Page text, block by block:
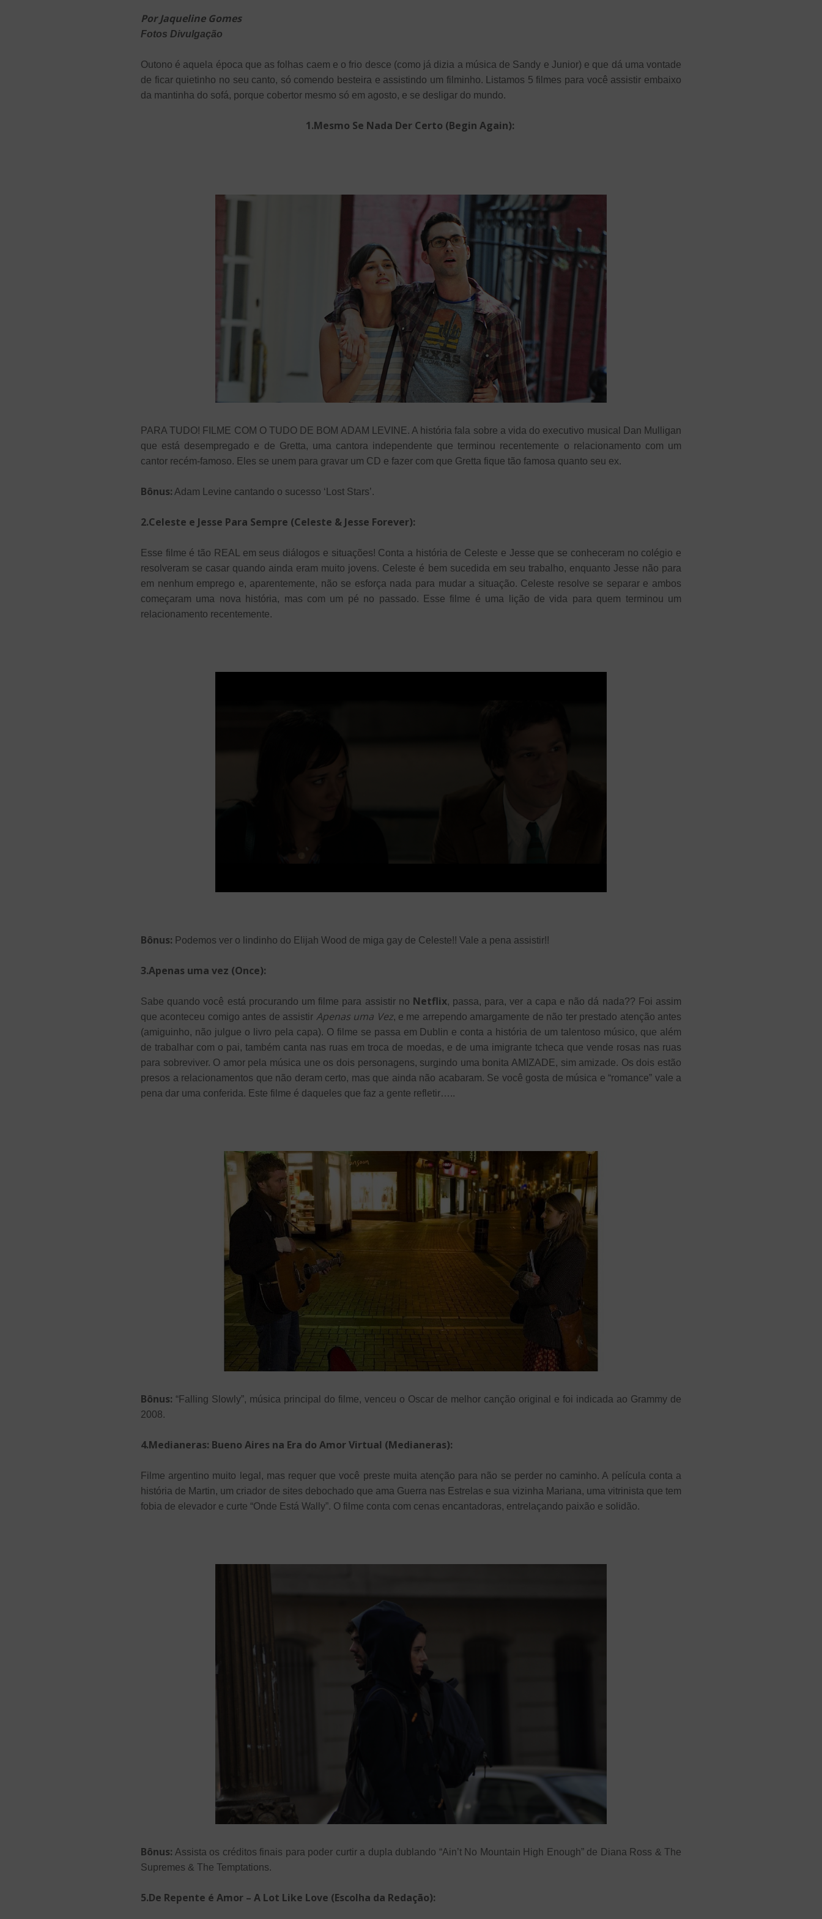
Por Jaqueline Gomes
Fotos Divulgação
Outono é aquela época que as folhas caem e o frio desce (como já dizia a música de Sandy e Junior) e que dá uma vontade
de ficar quietinho no seu canto, só comendo besteira e assistindo um filminho. Listamos 5 filmes para você assistir embaixo
da mantinha do sofá, porque cobertor mesmo só em agosto, e se desligar do mundo.
1.Mesmo Se Nada Der Certo (Begin Again):
PARA TUDO! FILME COM O TUDO DE BOM ADAM LEVINE. A história fala sobre a vida do executivo musical Dan Mulligan
que está desempregado e de Gretta, uma cantora independente que terminou recentemente o relacionamento com um
cantor recém-famoso. Eles se unem para gravar um CD e fazer com que Gretta fique tão famosa quanto seu ex.
Bônus: Adam Levine cantando o sucesso ‘Lost Stars’.
2.Celeste e Jesse Para Sempre (Celeste & Jesse Forever):
Esse filme é tão REAL em seus diálogos e situações! Conta a história de Celeste e Jesse que se conheceram no colégio e
resolveram se casar quando ainda eram muito jovens. Celeste é bem sucedida em seu trabalho, enquanto Jesse não para
em nenhum emprego e, aparentemente, não se esforça nada para mudar a situação. Celeste resolve se separar e ambos
começaram uma nova história, mas com um pé no passado. Esse filme é uma lição de vida para quem terminou um
relacionamento recentemente.
Bônus: Podemos ver o lindinho do Elijah Wood de miga gay de Celeste!! Vale a pena assistir!!
3.Apenas uma vez (Once):
Sabe quando você está procurando um filme para assistir no Netflix, passa, para, ver a capa e não dá nada?? Foi assim
que aconteceu comigo antes de assistir Apenas uma Vez, e me arrependo amargamente de não ter prestado atenção antes
(amiguinho, não julgue o livro pela capa). O filme se passa em Dublin e conta a história de um talentoso músico, que além
de trabalhar com o pai, também canta nas ruas em troca de moedas, e de uma imigrante tcheca que vende rosas nas ruas
para sobreviver. O amor pela música une os dois personagens, surgindo uma bonita AMIZADE, sim amizade. Os dois estão
presos a relacionamentos que não deram certo, mas que ainda não acabaram. Se você gosta de música e “romance” vale a
pena dar uma conferida. Este filme é daqueles que faz a gente refletir…..
Bônus: “Falling Slowly”, música principal do filme, venceu o Oscar de melhor canção original e foi indicada ao Grammy de
2008.
4.Medianeras: Bueno Aires na Era do Amor Virtual (Medianeras):
Filme argentino muito legal, mas requer que você preste muita atenção para não se perder no caminho. A película conta a
história de Martin, um criador de sites debochado que ama Guerra nas Estrelas e sua vizinha Mariana, uma vitrinista que tem
fobia de elevador e curte “Onde Está Wally”. O filme conta com cenas encantadoras, entrelaçando paixão e solidão.
Bônus: Assista os créditos finais para poder curtir a dupla dublando “Ain’t No Mountain High Enough” de Diana Ross & The
Supremes & The Temptations.
5.De Repente é Amor – A Lot Like Love (Escolha da Redação):